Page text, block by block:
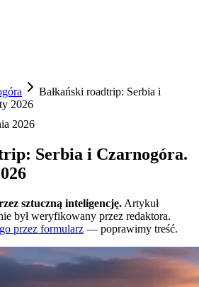
Bałkański roadtrip: Serbia i
2026
2026
Serbia i Czarnogóra.
sztuczną inteligencję. Artykuł
był weryfikowany przez redaktora.
przez formularz — poprawimy treść.